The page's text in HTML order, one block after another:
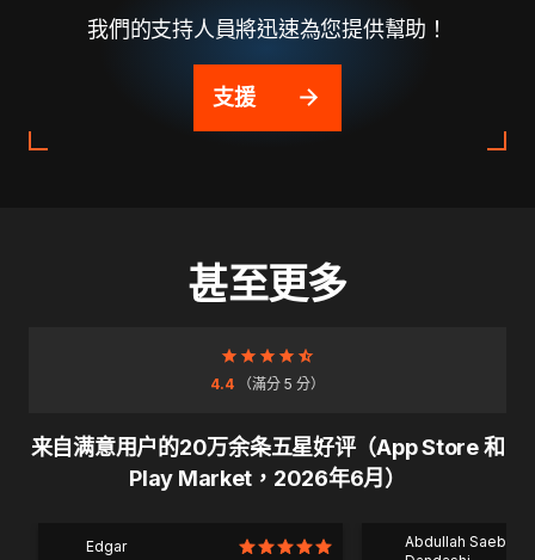
我們的支持人員將迅速為您提供幫助！
支援
甚至更多
4.4 （滿分 5 分）
来自满意用户的20万余条五星好评（App Store 和
Play Market，2026年6月）
Edgar
Abdullah Saeb Al